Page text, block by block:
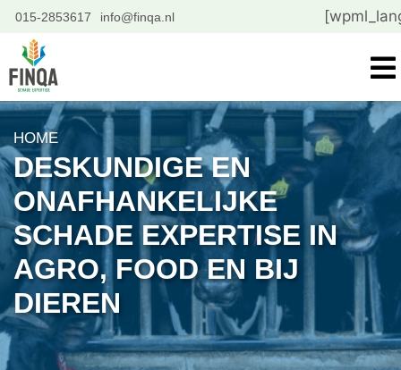
015-2853617 info@finqa.nl
HOME
DESKUNDIGE EN
ONAFHANKELIJKE
SCHADE EXPERTISE IN
AGRO, FOOD EN BIJ
DIEREN